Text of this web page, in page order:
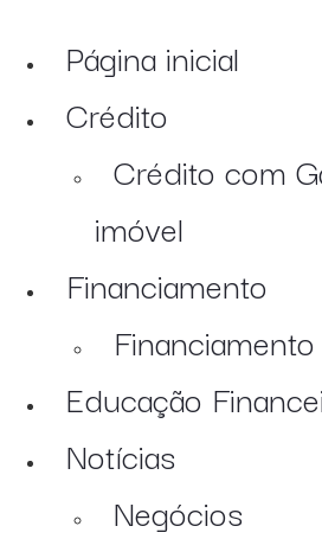
Página inicial
Crédito
Crédito com
imóvel
Financiamento
Educação
Notícias
Negócios